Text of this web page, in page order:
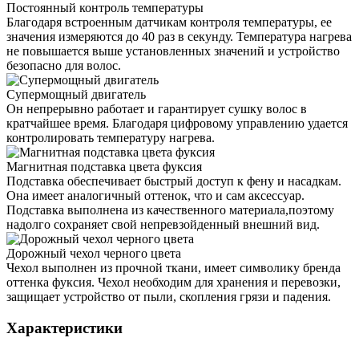
Постоянный контроль температуры
Благодаря встроенным датчикам контроля температуры, ее
значения измеряются до 40 раз в секунду. Температура нагрева
не повышается выше установленных значений и устройство
безопасно для волос.
Супермощный двигатель
Он непрерывно работает и гарантирует сушку волос в
кратчайшее время. Благодаря цифровому управлению удается
контролировать температуру нагрева.
Магнитная подставка цвета фуксия
Подставка обеспечивает быстрый доступ к фену и насадкам.
Она имеет аналогичный оттенок, что и сам аксессуар.
Подставка выполнена из качественного материала,поэтому
надолго сохраняет свой непревзойденный внешний вид.
Дорожный чехол черного цвета
Чехол выполнен из прочной ткани, имеет символику бренда
оттенка фуксия. Чехол необходим для хранения и перевозки,
защищает устройство от пыли, скопления грязи и падения.
Характеристики